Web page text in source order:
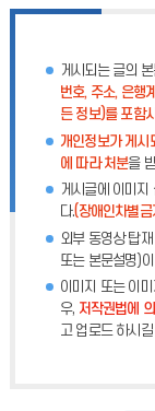
다
게시되는 글의
번호, 주소, 은행
든 정보)를 포함
개인정보가 게시
에 따라 처분을
게시글에 이미지
다.(장애인차별
외부 동영상 탑
또는 본문설명)
이미지 또는 이
우, 저작권법에
고 업로드 하시